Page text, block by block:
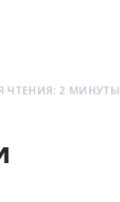
ЧТЕНИЯ: 2 МИНУТЫ